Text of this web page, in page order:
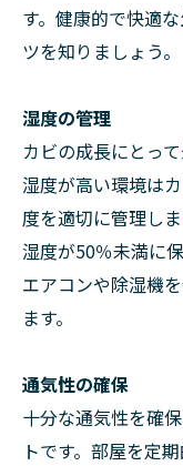
す。健康的で快適
ツを知りましょう。
湿度の管理
カビの成長にとっ
湿度が高い環境は
度を適切に管理し
湿度が50％未満に
エアコンや除湿機
ます。
通気性の確保
十分な通気性を確
トです。部屋を定